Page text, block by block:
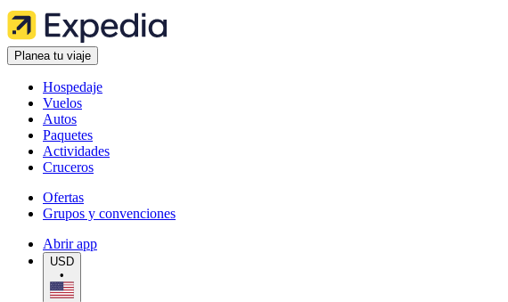
Planea tu viaje
Hospedaje
Vuelos
Autos
Paquetes
Actividades
Cruceros
Ofertas
Grupos y convenciones
Abrir app
USD
•